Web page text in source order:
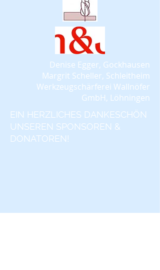
​Denise Egger, Gockhausen
Margrit Scheller, Schleitheim
Werkzeugschärferei Wallnöfer
GmbH, Löhningen
EIN HERZLICHES DANKESCHÖN
UNSEREN SPONSOREN &
DONATOREN!